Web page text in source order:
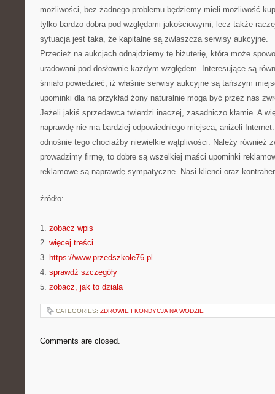
możliwości, bez żadnego problemu będziemy mieli możliwość
tylko bardzo dobra pod względami jakościowymi, lecz także
sytuacja jest taka, że kapitalne są zwłaszcza serwisy aukcyjne.
Przecież na aukcjach odnajdziemy tę biżuterię, która może
uradowani pod dosłownie każdym względem. Interesujące są
śmiało powiedzieć, iż właśnie serwisy aukcyjne są tańszym
upominki dla na przykład żony naturalnie mogą być przez nas
Jeżeli jakiś sprzedawca twierdzi inaczej, zasadniczo kłamie. A
naprawdę nie ma bardziej odpowiedniego miejsca, aniżeli
odnośnie tego chociażby niewielkie wątpliwości. Należy również
prowadzimy firmę, to dobre są wszelkiej maści upominki
reklamowe są naprawdę sympatyczne. Nasi klienci oraz
źródło:
———————————
1. zobacz wpis
2. więcej treści
3. https://www.przedszkole76.pl
4. sprawdź szczegóły
5. zobacz, jak to działa
CATEGORIES: ZDROWIE I KONDYCJA NA WODZIE
Comments are closed.